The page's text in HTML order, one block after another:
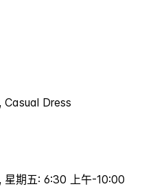
Casual Dress
星期五: 6:30 上午-10:00